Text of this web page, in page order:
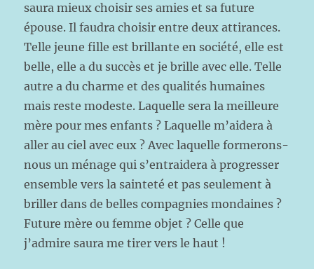
saura mieux choisir ses amies et sa future
épouse. Il faudra choisir entre deux attirances.
Telle jeune fille est brillante en société, elle est
belle, elle a du succès et je brille avec elle. Telle
autre a du charme et des qualités humaines
mais reste modeste. Laquelle sera la meilleure
mère pour mes enfants ? Laquelle m’aidera à
aller au ciel avec eux ? Avec laquelle formerons-
nous un ménage qui s’entraidera à progresser
ensemble vers la sainteté et pas seulement à
briller dans de belles compagnies mondaines ?
Future mère ou femme objet ? Celle que
j’admire saura me tirer vers le haut !